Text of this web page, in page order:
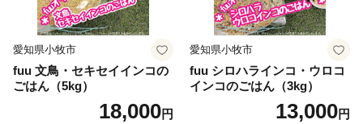
愛知県小牧市
fuu 文鳥・セキセイインコの
ごはん（5kg）
18,000円
愛知県小牧市
fuu シロハラインコ・ウロコ
インコのごはん（3kg）
13,000円